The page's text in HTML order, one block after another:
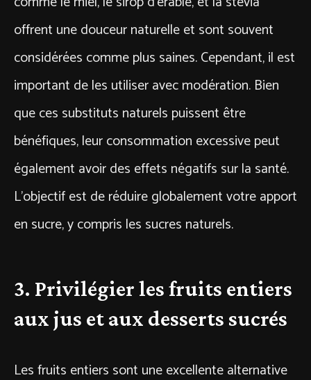
offrent une douceur naturelle et sont souvent
considérées comme plus saines. Cependant, il est
important de les utiliser avec modération. Bien
que ces substituts naturels puissent être
bénéfiques, leur consommation excessive peut
également avoir des effets négatifs sur la santé.
L’objectif est de réduire globalement votre apport
en sucre, y compris les sucres naturels.
3. Privilégier les fruits entiers
aux jus et aux desserts sucrés
Les fruits entiers sont une excellente alternative